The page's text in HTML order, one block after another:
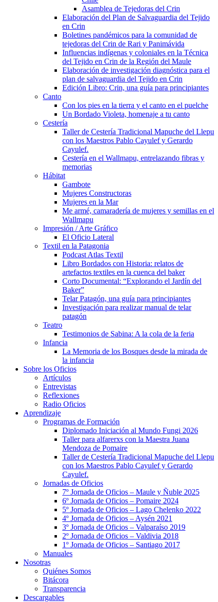
Asamblea de Tejedoras del Crin
Elaboración del Plan de Salvaguardia del Tejido
en Crin
Boletines pandémicos para la comunidad de
tejedoras del Crin de Rari y Panimávida
Influencias indígenas y coloniales en la Técnica
del Tejido en Crin de la Región del Maule
Elaboración de investigación diagnóstica para el
plan de salvaguardia del Tejido en Crin
Edición Libro: Crin, una guía para principiantes
Canto
Con los pies en la tierra y el canto en el puelche
Un Bordado Violeta, homenaje a tu canto
Cestería
Taller de Cestería Tradicional Mapuche del Llepu
con los Maestros Pablo Cayulef y Gerardo
Cayulef.
Cestería en el Wallmapu, entrelazando fibras y
memorias
Hábitat
Gambote
Mujeres Constructoras
Mujeres en la Mar
Me armé, camaradería de mujeres y semillas en el
Wallmapu
Impresión / Arte Gráfico
El Oficio Lateral
Textil en la Patagonia
Podcast Atlas Textil
Libro Bordados con Historia: relatos de
artefactos textiles en la cuenca del baker
Corto Documental: “Explorando el Jardín del
Baker”
Telar Patagón, una guía para principiantes
Investigación para realizar manual de telar
patagón
Teatro
Testimonios de Sabina: A la cola de la feria
Infancia
La Memoria de los Bosques desde la mirada de
la infancia
Sobre los Oficios
Artículos
Entrevistas
Reflexiones
Radio Oficios
Aprendizaje
Programas de Formación
Diplomado Iniciación al Mundo Fungi 2026
Taller para alfarerxs con la Maestra Juana
Mendoza de Pomaire
Taller de Cestería Tradicional Mapuche del Llepu
con los Maestros Pablo Cayulef y Gerardo
Cayulef.
Jornadas de Oficios
7º Jornada de Oficios – Maule y Ñuble 2025
6º Jornada de Oficios – Pomaire 2024
5º Jornada de Oficios – Lago Chelenko 2022
4º Jornada de Oficios – Aysén 2021
3º Jornada de Oficios – Valparaíso 2019
2º Jornada de Oficios – Valdivia 2018
1º Jornada de Oficios – Santiago 2017
Manuales
Nosotras
Quiénes Somos
Bitácora
Transparencia
Descargables